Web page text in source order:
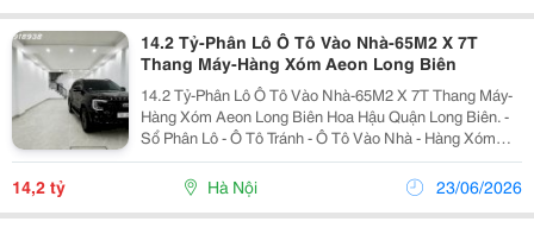
14.2 Tỷ-Phân Lô Ô Tô Vào Nhà-65M2 X 7T
Thang Máy-Hàng Xóm Aeon Long Biên
14.2 Tỷ-Phân Lô Ô Tô Vào Nhà-65M2 X 7T Thang Máy-
Hàng Xóm Aeon Long Biên Hoa Hậu Quận Long Biên. -
Sổ Phân Lô - Ô Tô Tránh - Ô Tô Vào Nhà - Hàng Xóm
Aeon Long Biên, The Garden Long Biên. - 7 Tầng Thang
Máy, Nội Thất Xịn Sò. Thiết Kế Cụ Thể Như...
14,2 tỷ Hà Nội 23/06/2026